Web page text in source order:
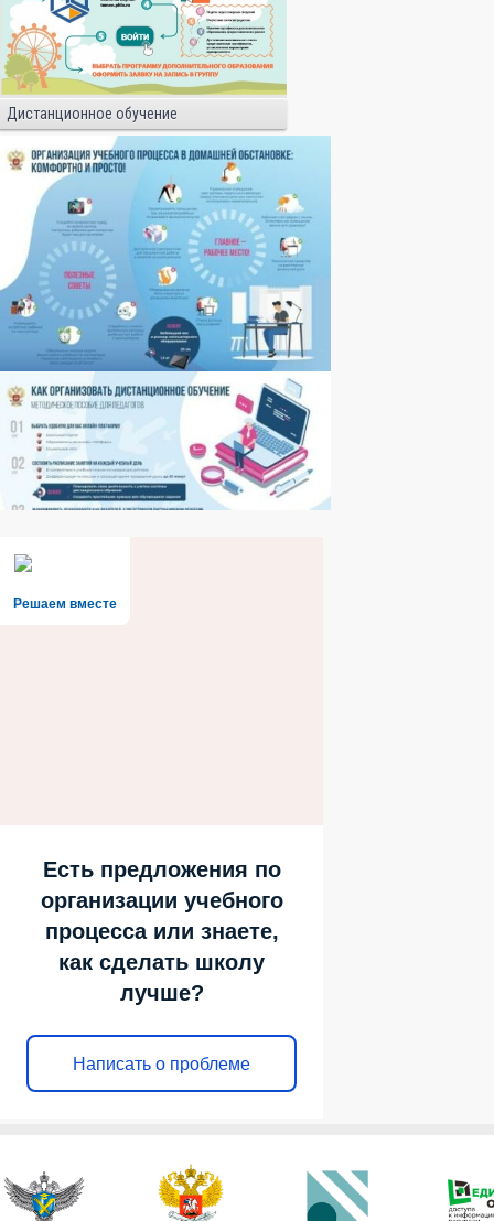
Дистанционное обучение
Решаем вместе
Есть предложения по
организации учебного
процесса или знаете,
как сделать школу
лучше?
Написать о проблеме